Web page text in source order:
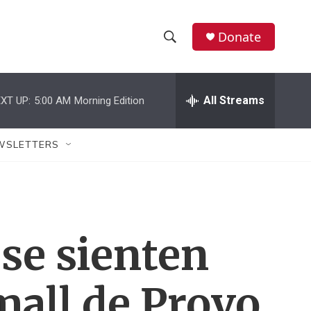
h
w
r
c
h
e
h
Donate
UP: 5:00 AM Morning Edition All Streams
sienten